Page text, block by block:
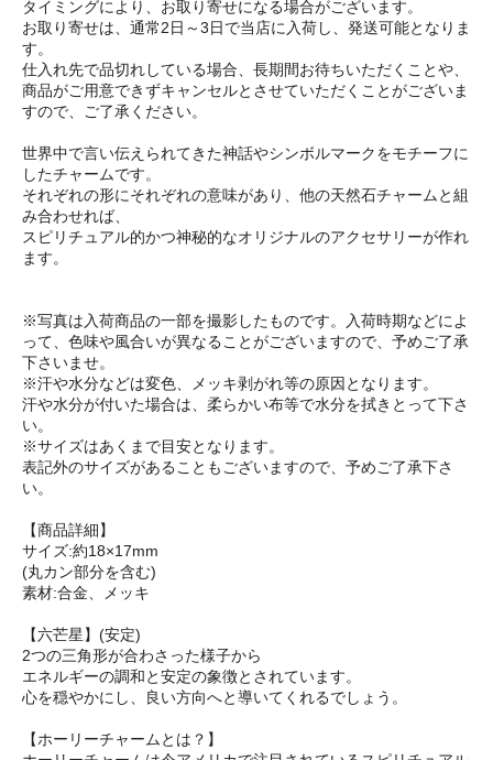
タイミングにより、お取り寄せになる場合がございます。
お取り寄せは、通常2日～3日で当店に入荷し、発送可能となりま
す。
仕入れ先で品切れしている場合、長期間お待ちいただくことや、
商品がご用意できずキャンセルとさせていただくことがございま
すので、ご了承ください。
世界中で言い伝えられてきた神話やシンボルマークをモチーフに
したチャームです。
それぞれの形にそれぞれの意味があり、他の天然石チャームと組
み合わせれば、
スピリチュアル的かつ神秘的なオリジナルのアクセサリーが作れ
ます。
※写真は入荷商品の一部を撮影したものです。入荷時期などによ
って、色味や風合いが異なることがございますので、予めご了承
下さいませ。
※汗や水分などは変色、メッキ剥がれ等の原因となります。
汗や水分が付いた場合は、柔らかい布等で水分を拭きとって下さ
い。
※サイズはあくまで目安となります。
表記外のサイズがあることもございますので、予めご了承下さ
い。
【商品詳細】
サイズ:約18×17mm
(丸カン部分を含む)
素材:合金、メッキ
【六芒星】(安定)
2つの三角形が合わさった様子から
エネルギーの調和と安定の象徴とされています。
心を穏やかにし、良い方向へと導いてくれるでしょう。
【ホーリーチャームとは？】